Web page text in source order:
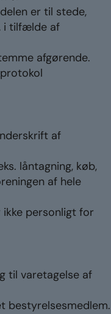
er til stede,
i tilfælde af
afgørende.
af
låntagning, køb,
af hele
personligt for
til varetagelse af
bestyrelsesmedlem.